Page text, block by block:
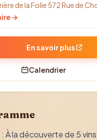
de la Folie 572 Rue de
→
En savoir plus
Calendrier
À la découverte de 5